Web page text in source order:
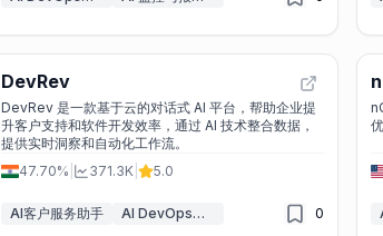
DevRev
DevRev 是一款基于云的对话式 AI 平台，帮助企业提
升客户支持和软件开发效率，通过 AI 技术整合数据，
提供实时洞察和自动化工作流。
47.70%
371.3K 5.0
AI客户服务助手 AI DevOps助理 0